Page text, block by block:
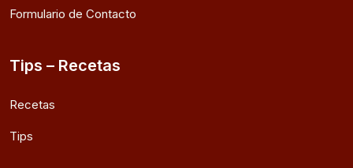
Formulario de Contacto
Tips – Recetas
Recetas
Tips